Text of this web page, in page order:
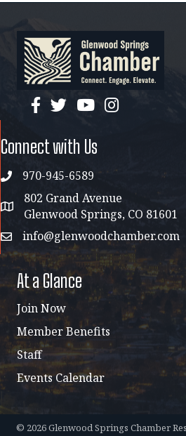
facebook
twitterYouTubeinstagram
Connect with Us
phone970-945-6589
address map
802 Grand Avenue
Glenwood Springs, CO 81601
emailinfo@glenwoodchamber.com
At a Glance
Join Now
Member Benefits
Staff
Events Calendar
© 2026Glenwood Springs Chamber